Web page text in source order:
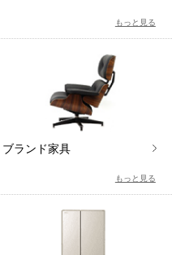
もっと見る
ブランド家具
もっと見る